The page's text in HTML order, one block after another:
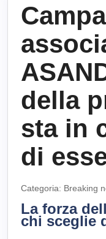
della
sta in
di
Categoria: Breaking
La forza
chi sceglie